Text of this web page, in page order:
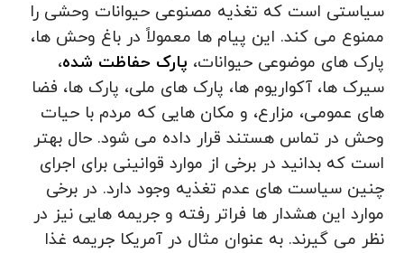
سیاستی است که تغذیه مصنوعی حیوانات وحشی را
ممنوع می کند. این پیام ها معمولاً در باغ‌ وحش‌ ها،
پارک‌ های موضوعی حیوانات، پارک حفاظت شده،
سیرک‌ ها، آکواریوم‌ ها، پارک‌ های ملی، پارک‌ ها، فضا
های عمومی، مزارع، و مکان‌ هایی که مردم با حیات
وحش در تماس هستند قرار داده می شود. حال بهتر
است که بدانید در برخی از موارد قوانینی برای اجرای
چنین سیاست‌ های عدم تغذیه وجود دارد. در برخی
موارد این هشدار ها فراتر رفته و جریمه‌ هایی نیز در
نظر می‌ گیرند. به عنوان مثال در آمریکا جریمه غذا